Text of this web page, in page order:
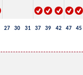
27 30 31 37 39 42 47 45